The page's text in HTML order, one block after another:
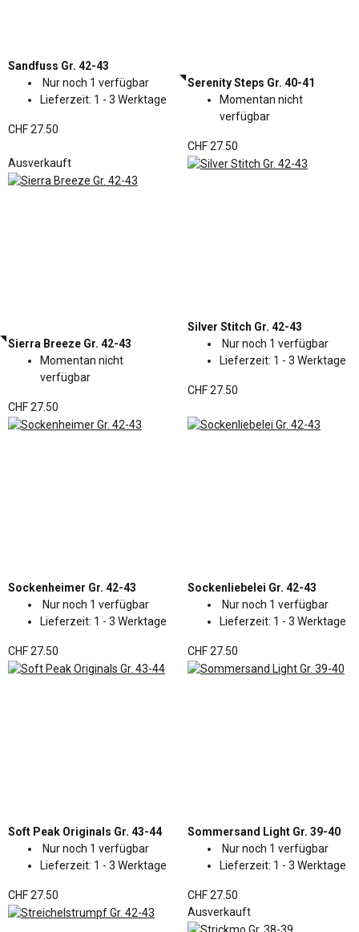
Sandfuss Gr. 42-43
Nur noch 1 verfügbar
Lieferzeit: 1 - 3 Werktage
CHF 27.50
Serenity Steps Gr. 40-41
Momentan nicht
verfügbar
CHF 27.50
Ausverkauft
Sierra Breeze Gr. 42-43
Momentan nicht
verfügbar
CHF 27.50
Silver Stitch Gr. 42-43
Nur noch 1 verfügbar
Lieferzeit: 1 - 3 Werktage
CHF 27.50
Sockenheimer Gr. 42-43
Nur noch 1 verfügbar
Lieferzeit: 1 - 3 Werktage
CHF 27.50
Sockenliebelei Gr. 42-43
Nur noch 1 verfügbar
Lieferzeit: 1 - 3 Werktage
CHF 27.50
Soft Peak Originals Gr. 43-44
Nur noch 1 verfügbar
Lieferzeit: 1 - 3 Werktage
CHF 27.50
Sommersand Light Gr. 39-40
Nur noch 1 verfügbar
Lieferzeit: 1 - 3 Werktage
CHF 27.50
Ausverkauft